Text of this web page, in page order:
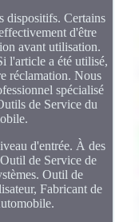
dispositifs. Certains
d'être
avant utilisation.
l'article a été utilisé,
réclamation. Nous
spécialisé
de Service du
d'entrée. À des
de Service de
Outil de
Fabricant de